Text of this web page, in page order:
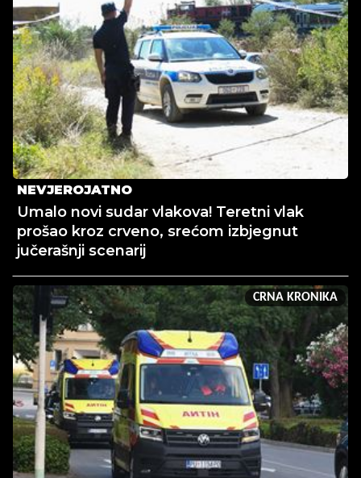
NEVJEROJATNO
Umalo novi sudar vlakova! Teretni vlak
prošao kroz crveno, srećom izbjegnut
jučerašnji scenarij
CRNA KRONIKA